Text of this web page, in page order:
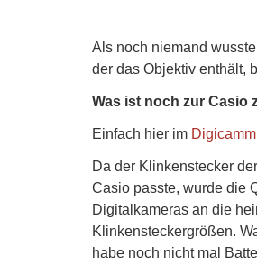
Als noch niemand
der das Objektiv enthält,
Was ist noch zur Casio
Einfach hier im
Da der Klinkenstecker der
Casio passte, wurde die
Digitalkameras an die
Klinkensteckergrößen.
habe noch nicht mal